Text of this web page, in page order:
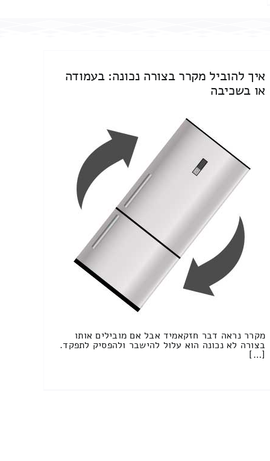
איך להוביל מקרר בצורה נכונה: בעמודה
או בשכיבה
מקרר נראה דבר חזקאמיד אבל אם מובילים אותו
בצורה לא נכונה הוא עלול להישבר ולהפסיק לתפקד.
[…]